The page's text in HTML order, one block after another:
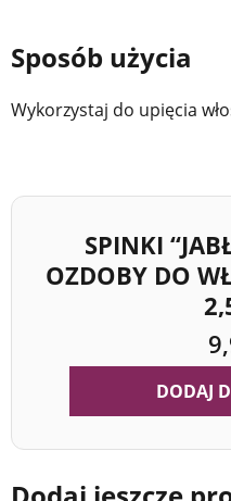
Sposób użycia
Wykorzystaj do upięcia
SPINKI
OZDOBY DO
DODAJ